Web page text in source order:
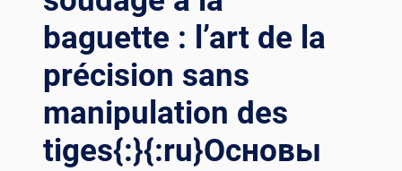
EXCELLENCE EN
SO
ROSPATIAL AV
S MA
NIPULATEURS DE
SO
baguette : l’art de la
précision sans
manipulation des
tiges{:}{:ru}Основы